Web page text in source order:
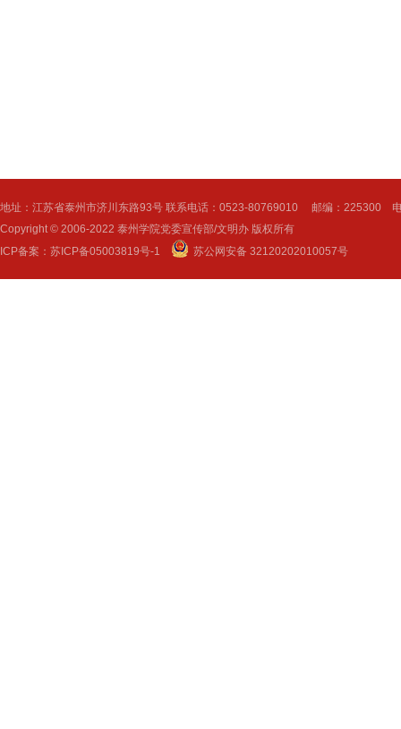
地址：江苏省泰州市济川东路93号 联系电话：0523-80769010 邮编：225300
Copyright © 2006-2022 泰州学院党委宣传部/文明办 版权所有
ICP备案： 苏ICP备05003819号-1 苏公网安备 32120202010057号